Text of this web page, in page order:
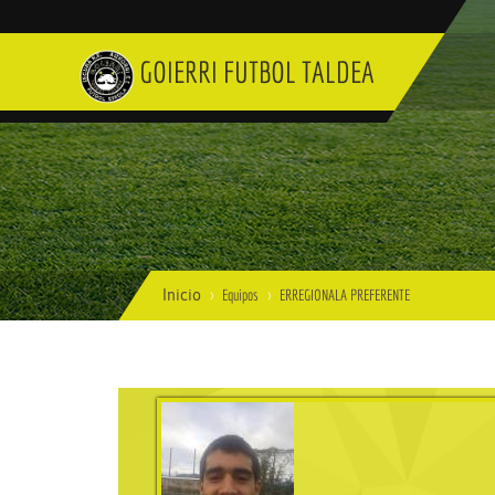
GOIERRI FUTBOL TALDEA
Inicio Equipos ERREGIONALA PREFERENTE